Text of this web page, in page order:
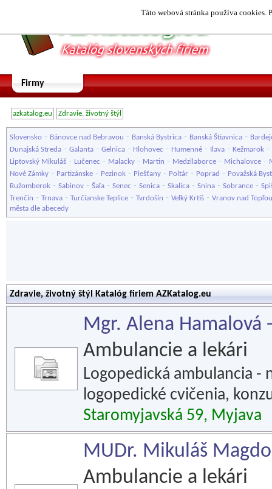
Táto webová stránka používa cookies.
Firmy
azkatalog.eu Zdravie, životný štýl
Slovensko - Bánovce nad Bebravou - Banská Bystrica - Banská Štiavnica -
Dunajská Streda - Galanta - Gelnica - Hlohovec - Humenné - Ilava - Kežmarok -
Liptovský Mikuláš - Lučenec - Malacky - Martin - Medzilaborce - Michalovce -
Nové Zámky - Partizánske - Pezinok - Piešťany - Poltár - Poprad - Považská
Ružomberok - Sabinov - Šaľa - Senec - Senica - Skalica - Snina - Sobrance -
Trenčín - Trnava - Turčianske Teplice - Tvrdošín - Veľký Krtíš - Vranov nad Topľou
města dle abecedy
Zdravie, životný štýl Katalóg firiem AZKatalog.eu
Mgr. Alena Hamalová
Ambulancie a lekári
Logopedická ambulancia -
logopedické cvičenia,
Staromyjavská 59, Myjava
MUDr. Mikuláš
Ambulancie a lekári